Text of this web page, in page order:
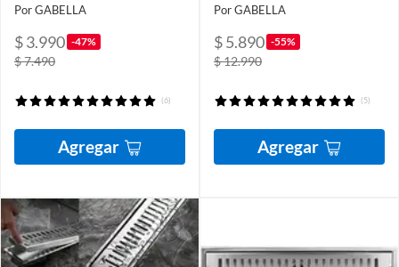
Por GABELLA
$ 3.990 -47%
$ 7.490
(6)
Agregar
Por GABELLA
$ 5.890 -55%
$ 12.990
(5)
Agregar